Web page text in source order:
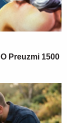
Preuzmi 1500